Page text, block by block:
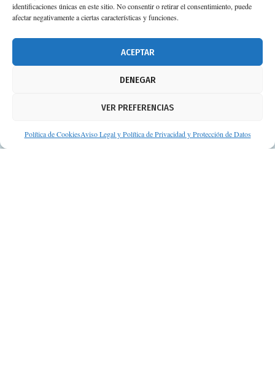
identificaciones únicas en este sitio. No consentir o retirar el consentimiento, puede
afectar negativamente a ciertas características y funciones.
ACEPTAR
DENEGAR
VER PREFERENCIAS
Política de CookiesAviso Legal y Política de Privacidad y Protección de Datos
674 02 62 03
Aviso legal
Protección de datos personales
Suscripción a Newsletter